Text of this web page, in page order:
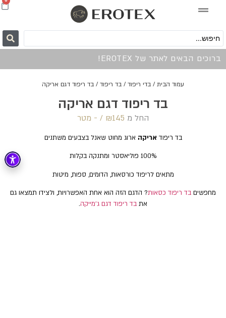
ברוכים הבאים לאתר של EROTEX!
עמוד הבית / בדי ריפוד / בד ריפוד / בד ריפוד דגם אריקה
בד ריפוד דגם אריקה
החל מ ₪145 /‏‏‎ ‎- מטר
בד ריפוד אריקה ארוג מחוט שאנל בצבעים משתנים
100% פוליאסטר ומתנקה בקלות
מתאים לריפוד כורסאות, הדומים, ספות, מיטות
מחפשים בד ריפוד כסאות? הדגם הזה הוא אחת האפשרויות, ולצידו תמצאו גם
את בד ריפוד דגם ג'מייקה.